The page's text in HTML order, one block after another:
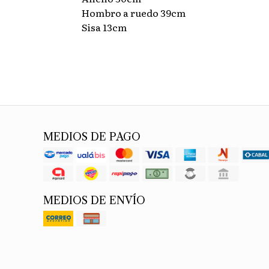
Hombro a ruedo 39cm
Sisa 13cm
MEDIOS DE PAGO
MEDIOS DE ENVÍO